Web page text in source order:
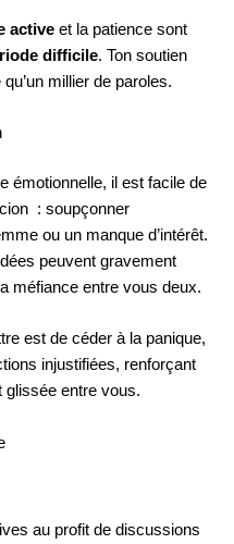
active et la patience sont
difficile. Ton soutien
millier de paroles.
émotionnelle, il est facile de
: soupçonner
ou un manque d’intérêt.
peuvent gravement
méfiance entre vous deux.
est de céder à la panique,
injustifiées, renforçant
glissée entre vous.
au profit de discussions